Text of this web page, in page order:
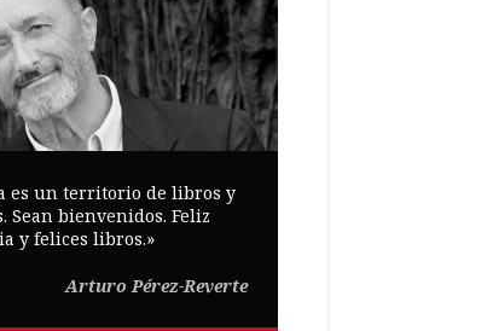
es un territorio de libros y
Sean bienvenidos. Feliz
y felices libros.»
Arturo Pérez-Reverte